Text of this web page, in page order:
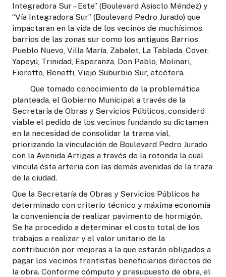
Integradora Sur – Este” (Boulevard Asisclo Méndez) y
“Vía Integradora Sur” (Boulevard Pedro Jurado) que
impactaran en la vida de los vecinos de muchísimos
barrios de las zonas sur como los antiguos Barrios
Pueblo Nuevo, Villa María, Zabalet, La Tablada, Cover,
Yapeyú, Trinidad, Esperanza, Don Pablo, Molinari,
Fiorotto, Benetti, Viejo Suburbio Sur, etcétera.
Que tomado conocimiento de la problemática
planteada, el Gobierno Municipal a través de la
Secretaría de Obras y Servicios Públicos, consideró
viable el pedido de los vecinos fundando su dictamen
en la necesidad de consolidar la trama vial,
priorizando la vinculación de Boulevard Pedro Jurado
con la Avenida Artigas a través de la rotonda la cual
vincula ésta arteria con las demás avenidas de la traza
de la ciudad.
Que la Secretaría de Obras y Servicios Públicos ha
determinado con criterio técnico y máxima economía
la conveniencia de realizar pavimento de hormigón.
Se ha procedido a determinar el costo total de los
trabajos a realizar y el valor unitario de la
contribución por mejoras a la que estarán obligados a
pagar los vecinos frentistas beneficiarios directos de
la obra. Conforme cómputo y presupuesto de obra, el